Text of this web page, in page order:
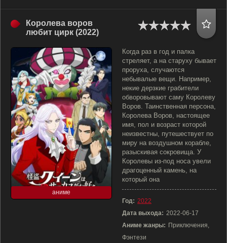
Королева воров
любит цирк (2022)
аниме
Когда раз в год и палка
стреляет, а на старуху бывает
проруха, случаются
небывалые вещи. Например,
некие дерзкие грабители
обворовывают саму Королеву
Воров. Таинственная персона,
Королева Воров, настоящее
имя, пол и возраст которой
неизвестны, путешествует по
миру на воздушном корабле,
разыскивая сокровища. У
Королевы из-под носа увели
драгоценный камень, на
который она
Год: 2022
Дата выхода: 2022-06-17
Аниме жанры: Приключения,
Фэнтези